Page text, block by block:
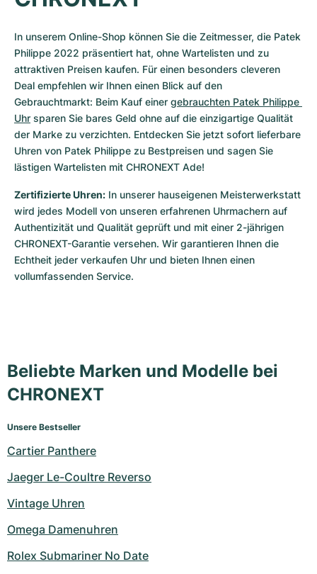
In unserem Online-Shop können Sie die Zeitmesser, die Patek
Philippe 2022 präsentiert hat, ohne Wartelisten und zu
attraktiven Preisen kaufen. Für einen besonders cleveren
Deal empfehlen wir Ihnen einen Blick auf den
Gebrauchtmarkt: Beim Kauf einer gebrauchten Patek Philippe
Uhr sparen Sie bares Geld ohne auf die einzigartige Qualität
der Marke zu verzichten. Entdecken Sie jetzt sofort lieferbare
Uhren von Patek Philippe zu Bestpreisen und sagen Sie
lästigen Wartelisten mit CHRONEXT Ade!
Zertifizierte Uhren: In unserer hauseigenen Meisterwerkstatt
wird jedes Modell von unseren erfahrenen Uhrmachern auf
Authentizität und Qualität geprüft und mit einer 2-jährigen
CHRONEXT-Garantie versehen. Wir garantieren Ihnen die
Echtheit jeder verkaufen Uhr und bieten Ihnen einen
vollumfassenden Service.
Beliebte Marken und Modelle bei
CHRONEXT
Unsere Bestseller
Cartier Panthere
Jaeger Le-Coultre Reverso
Vintage Uhren
Omega Damenuhren
Rolex Submariner No Date